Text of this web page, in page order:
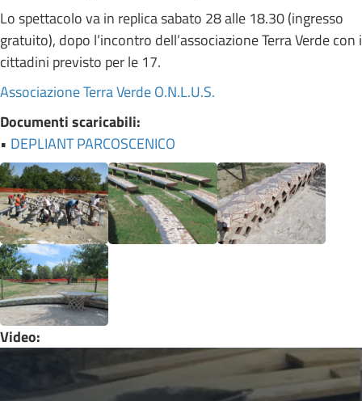
Lo spettacolo va in replica sabato 28 alle 18.30 (ingresso
gratuito), dopo l’incontro dell’associazione Terra Verde con i
cittadini previsto per le 17.
Associazione Terra Verde O.N.L.U.S.
Documenti scaricabili:
• DEPLIANT PARCOSCENICO
Video: